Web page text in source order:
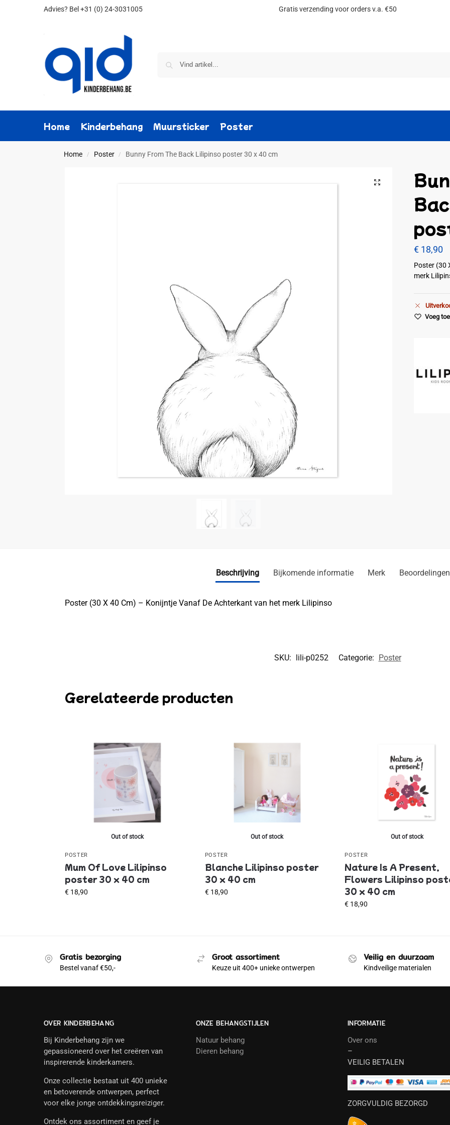
Advies? Bel +31 (0) 24-3031005 Gratis verzending voor orders v.a. €50
Home Kinderbehang Muursticker Poster
Home / Poster / Bunny From The Back Lilipinso poster 30 x 40 cm
€ 18,90
Poster (30
merk
Voeg
Beschrijving Bijkomende informatie Merk Beoordelingen
Poster (30 X 40 Cm) – Konijntje Vanaf De Achterkant van het merk Lilipinso
SKU: lili-p0252 Categorie: Poster
Gerelateerde producten
Out of stock
POSTER
Mum Of Love Lilipinso
poster 30 x 40 cm
€18,90
Out of stock
POSTER
Blanche Lilipinso poster
30 x 40 cm
€18,90
Out of stock
POSTER
Nature Is A Present,
Flowers Lilipinso
30 x 40 cm
€ 18,90
Gratis bezorging
Bestel vanaf €50,-
Groot assortiment
Keuze uit 400+ unieke ontwerpen
Veilig en duurzaam
Kindveilige materialen
OVER KINDERBEHANG
Bij Kinderbehang zijn we
gepassioneerd over het creëren van
inspirerende kinderkamers.
Onze collectie bestaat uit 400 unieke
en betoverende ontwerpen, perfect
voor elke jonge ontdekkingsreiziger.
Ontdek ons assortiment en geef je
ONZE BEHANGSTIJLEN
Natuur behang
Dieren behang
INFORMATIE
Over ons
–
VEILIG BETALEN
ZORGVULDIG BEZORGD